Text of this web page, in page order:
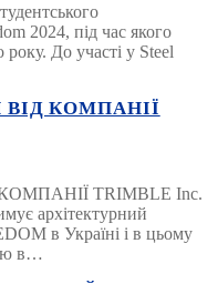
2024, під час якого
До участі у Steel
КОМПАНІЇ
TRIMBLE Inc.
архітектурний
в Україні і в цьому
в…